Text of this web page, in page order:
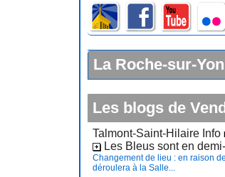
La Roche-sur-Yon
Les blogs de
Talmont-Saint-Hilaire Info
Les Bleus sont en
Changement de lieu : en raison
déroulera à la Salle...